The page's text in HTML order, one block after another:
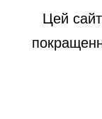
Цей